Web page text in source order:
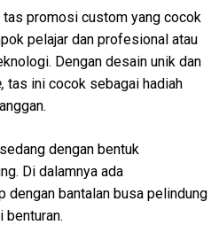
promosi custom yang cocok
pelajar dan profesional atau
Dengan desain unik dan
tas ini cocok sebagai hadiah
dengan bentuk
Di dalamnya ada
dengan bantalan busa pelindung
benturan.